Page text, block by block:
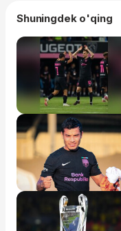
Shuningdek o'qing